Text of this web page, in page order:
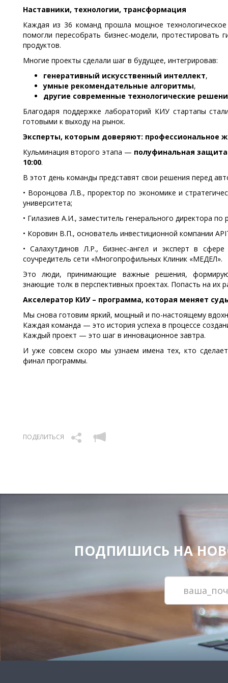
Наставники, технологии, трансформация
Каждая из 36 команд прошла мощное технологическое
помогли пересобрать бизнес-модели, протестировать
продуктов.
Многие проекты сделали шаг в будущее, интегрировав:
генеративный искусственный интеллект,
умные рекомендательные алгоритмы,
другие современные технологические
Благодаря поддержке лабораторий КИУ стартапы
готовыми к выходу на рынок.
Эксперты, которым доверяют: профессиональное
Кульминация второго этапа — полуфинальная
10:00.
В этот день команды представят свои решения перед
• Воронцова Л.В., проректор по экономике и
университета;
• Гилазиев А.И., заместитель генерального директора
• Коровин В.П., основатель инвестиционной компании
• Салахутдинов Л.Р., бизнес-ангел и эксперт в
соучредитель сети «Многопрофильных Клиник «МЕДЕЛ».
Это люди, принимающие важные решения,
знающие толк в перспективных проектах. Попасть на
Акселератор КИУ – программа, которая меняет
Мы снова готовим яркий, мощный и по-настоящему
Каждая команда — это история успеха в процессе
Каждый проект — это шаг в инновационное завтра.
И уже совсем скоро мы узнаем имена тех, кто
финал программы.
ПОДЕЛИТЬСЯ
ПОДПИШИСЬ НА